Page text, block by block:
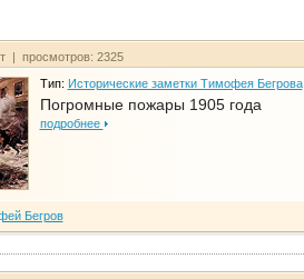
| просмотров: 2325
Тип: Исторические заметки Тимофея Бегрова
Погромные пожары 1905 года
подробнее
Бегров